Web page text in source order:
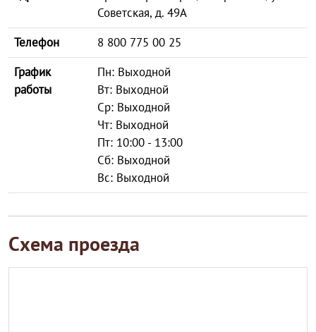
Советская, д. 49А
Телефон
8 800 775 00 25
График
работы
Пн: Выходной
Вт: Выходной
Ср: Выходной
Чт: Выходной
Пт: 10:00 - 13:00
Сб: Выходной
Вс: Выходной
Схема проезда